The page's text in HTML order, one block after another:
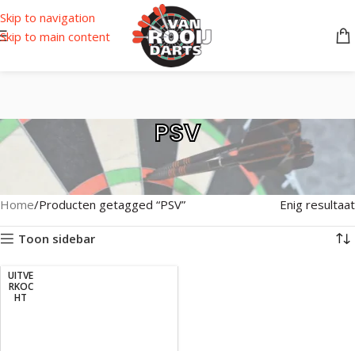
Skip to navigation
Skip to main content
PSV
Home Producten getagged “PSV” Enig resultaat
Toon sidebar
UITVE
RKOC
HT